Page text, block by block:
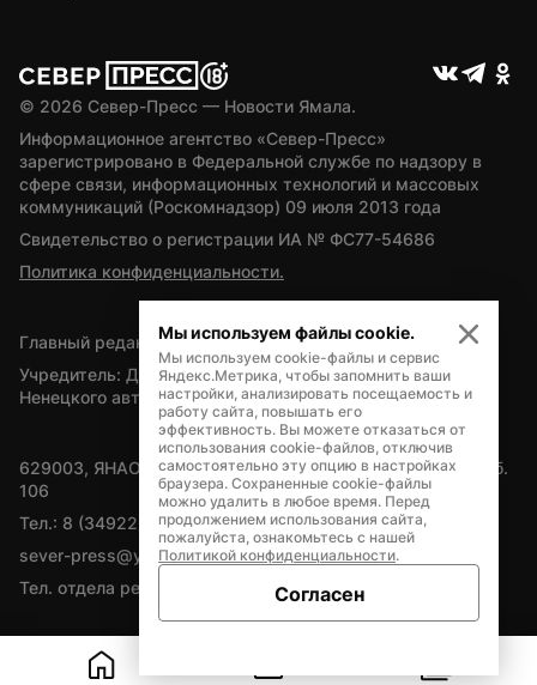
© 2026 Север-Пресс — Новости Ямала.
Информационное агентство «Север-Пресс»
зарегистрировано в Федеральной службе по надзору в
сфере связи, информационных технологий и массовых
коммуникаций (Роскомнадзор) 09 июля 2013 года
Свидетельство о регистрации ИА № ФС77-54686
Политика конфиденциальности.
Главный редактор — А.Л. Поздеев
Учредитель: Департамент внутренней политики Ямало-
Ненецкого автономного округа
629003, ЯНАО, Салехард, мкр. Богдана Кнунянца, д.1, каб.
106
Тел.: 8 (34922) 71262
sever-press@yamal-media.ru
Тел. отдела рекламы: 8 (34922) 42728
Мы используем файлы cookie.
Мы используем cookie-файлы и сервис
Яндекс.Метрика, чтобы запомнить ваши
настройки, анализировать посещаемость и
работу сайта, повышать его
эффективность. Вы можете отказаться от
использования cookie-файлов, отключив
самостоятельно эту опцию в настройках
браузера. Сохраненные cookie-файлы
можно удалить в любое время. Перед
продолжением использования сайта,
пожалуйста, ознакомьтесь с нашей
Политикой конфиденциальности.
Согласен